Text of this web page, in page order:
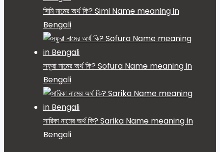
সিমি নামের অর্থ কি? Simi Name meaning in
Bengali
সফুরা নামের অর্থ কি? Sofura Name meaning in
Bengali
সারিকা নামের অর্থ কি? Sarika Name meaning in
Bengali